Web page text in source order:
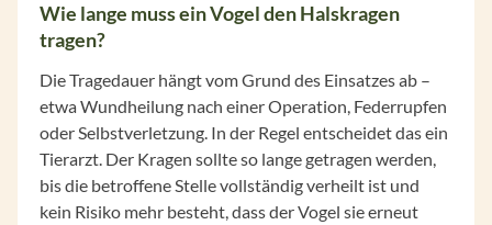
Wie lange muss ein Vogel den Halskragen
tragen?
Die Tragedauer hängt vom Grund des Einsatzes ab –
etwa Wundheilung nach einer Operation, Federrupfen
oder Selbstverletzung. In der Regel entscheidet das ein
Tierarzt. Der Kragen sollte so lange getragen werden,
bis die betroffene Stelle vollständig verheilt ist und
kein Risiko mehr besteht, dass der Vogel sie erneut